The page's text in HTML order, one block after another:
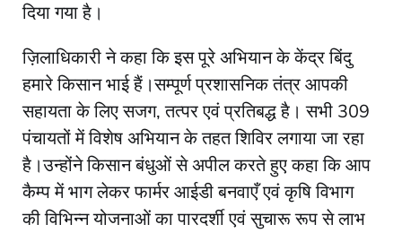
दिया गया है।
ज़िलाधिकारी ने कहा कि इस पूरे अभियान के केंद्र बिंदु
हमारे किसान भाई हैं।सम्पूर्ण प्रशासनिक तंत्र आपकी
सहायता के लिए सजग, तत्पर एवं प्रतिबद्ध है। सभी 309
पंचायतों में विशेष अभियान के तहत शिविर लगाया जा रहा
है।उन्होंने किसान बंधुओं से अपील करते हुए कहा कि आप
कैम्प में भाग लेकर फार्मर आईडी बनवाएँ एवं कृषि विभाग
की विभिन्न योजनाओं का पारदर्शी एवं सुचारू रूप से लाभ